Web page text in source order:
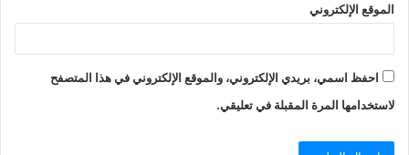
الموقع الإلكتروني
احفظ اسمي، بريدي الإلكتروني، والموقع الإلكتروني في هذا المتصفح
لاستخدامها المرة المقبلة في تعليقي.